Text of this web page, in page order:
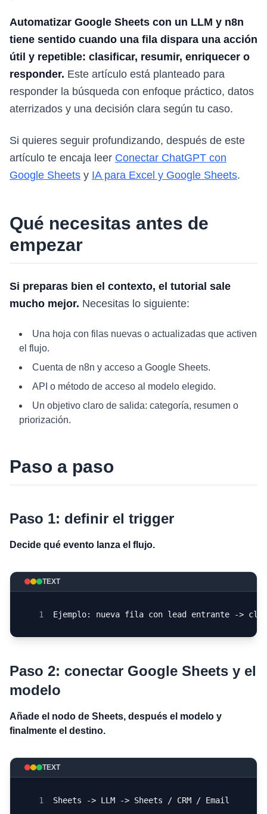
Automatizar Google Sheets con un LLM y n8n
tiene sentido cuando una fila dispara una acción
útil y repetible: clasificar, resumir, enriquecer o
responder. Este artículo está planteado para
responder la búsqueda con enfoque práctico, datos
aterrizados y una decisión clara según tu caso.
Si quieres seguir profundizando, después de este
artículo te encaja leer Conectar ChatGPT con
Google Sheets y IA para Excel y Google Sheets.
Qué necesitas antes de
empezar
Si preparas bien el contexto, el tutorial sale
mucho mejor. Necesitas lo siguiente:
Una hoja con filas nuevas o actualizadas que activen
el flujo.
Cuenta de n8n y acceso a Google Sheets.
API o método de acceso al modelo elegido.
Un objetivo claro de salida: categoría, resumen o
priorización.
Paso a paso
Paso 1: definir el trigger
Decide qué evento lanza el flujo.
TEXT
1 Ejemplo: nueva fila con lead entrante ->
Paso 2: conectar Google Sheets y el
modelo
Añade el nodo de Sheets, después el modelo y
finalmente el destino.
TEXT
1 Sheets -> LLM -> Sheets / CRM / Email